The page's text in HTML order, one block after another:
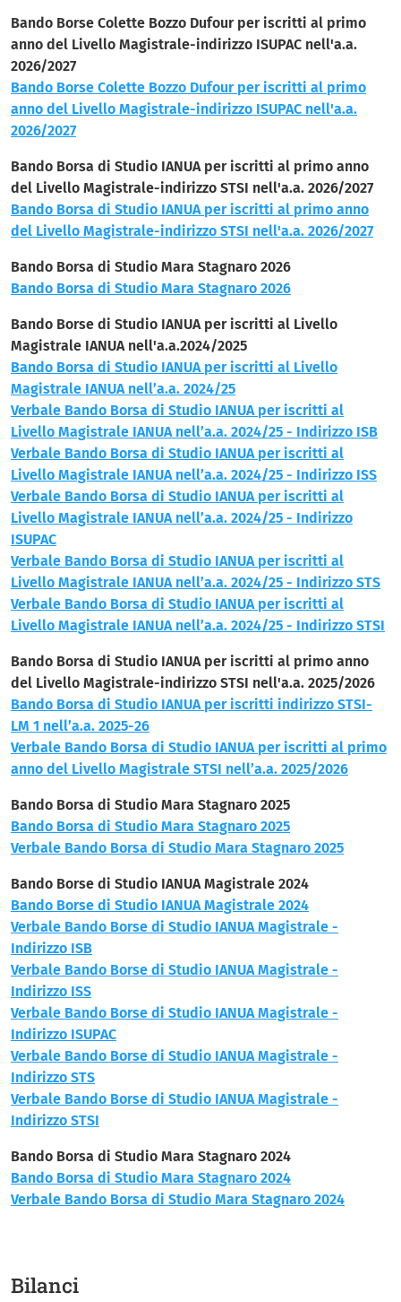
Bando Borse Colette Bozzo Dufour per iscritti al primo
anno del Livello Magistrale-indirizzo ISUPAC nell'a.a.
2026/2027
Bando Borse Colette Bozzo Dufour per iscritti al primo
anno del Livello Magistrale-indirizzo ISUPAC nell'a.a.
2026/2027
Bando Borsa di Studio IANUA per iscritti al primo anno
del Livello Magistrale-indirizzo STSI nell'a.a. 2026/2027
Bando Borsa di Studio IANUA per iscritti al primo anno
del Livello Magistrale-indirizzo STSI nell'a.a. 2026/2027
Bando Borsa di Studio Mara Stagnaro 2026
Bando Borsa di Studio Mara Stagnaro 2026
Bando Borse di Studio IANUA per iscritti al Livello
Magistrale IANUA nell'a.a.2024/2025
Bando Borsa di Studio IANUA per iscritti al Livello
Magistrale IANUA nell’a.a. 2024/25
Verbale Bando Borsa di Studio IANUA per iscritti al
Livello Magistrale IANUA nell’a.a. 2024/25 - Indirizzo ISB
Verbale Bando Borsa di Studio IANUA per iscritti al
Livello Magistrale IANUA nell’a.a. 2024/25 - Indirizzo ISS
Verbale Bando Borsa di Studio IANUA per iscritti al
Livello Magistrale IANUA nell’a.a. 2024/25 - Indirizzo
ISUPAC
Verbale Bando Borsa di Studio IANUA per iscritti al
Livello Magistrale IANUA nell’a.a. 2024/25 - Indirizzo STS
Verbale Bando Borsa di Studio IANUA per iscritti al
Livello Magistrale IANUA nell’a.a. 2024/25 - Indirizzo STSI
Bando Borsa di Studio IANUA per iscritti al primo anno
del Livello Magistrale-indirizzo STSI nell'a.a. 2025/2026
Bando Borsa di Studio IANUA per iscritti indirizzo STSI-
LM 1 nell’a.a. 2025-26
Verbale Bando Borsa di Studio IANUA per iscritti al primo
anno del Livello Magistrale STSI nell’a.a. 2025/2026
Bando Borsa di Studio Mara Stagnaro 2025
Bando Borsa di Studio Mara Stagnaro 2025
Verbale Bando Borsa di Studio Mara Stagnaro 2025
Bando Borse di Studio IANUA Magistrale 2024
Bando Borse di Studio IANUA Magistrale 2024
Verbale Bando Borse di Studio IANUA Magistrale -
Indirizzo ISB
Verbale Bando Borse di Studio IANUA Magistrale -
Indirizzo ISS
Verbale Bando Borse di Studio IANUA Magistrale -
Indirizzo ISUPAC
Verbale Bando Borse di Studio IANUA Magistrale -
Indirizzo STS
Verbale Bando Borse di Studio IANUA Magistrale -
Indirizzo STSI
Bando Borsa di Studio Mara Stagnaro 2024
Bando Borsa di Studio Mara Stagnaro 2024
Verbale Bando Borsa di Studio Mara Stagnaro 2024
Bilanci